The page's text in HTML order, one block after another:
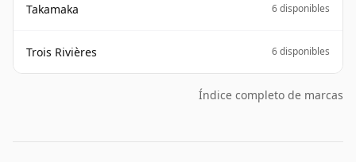
Takamaka 6 disponibles
Trois Rivières 6 disponibles
Índice completo de marcas